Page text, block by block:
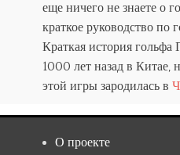
еще ничего не знаете о
краткое руководство по
Краткая история гольфа
1000 лет назад в Китае,
этой игры зародилась в
О проекте